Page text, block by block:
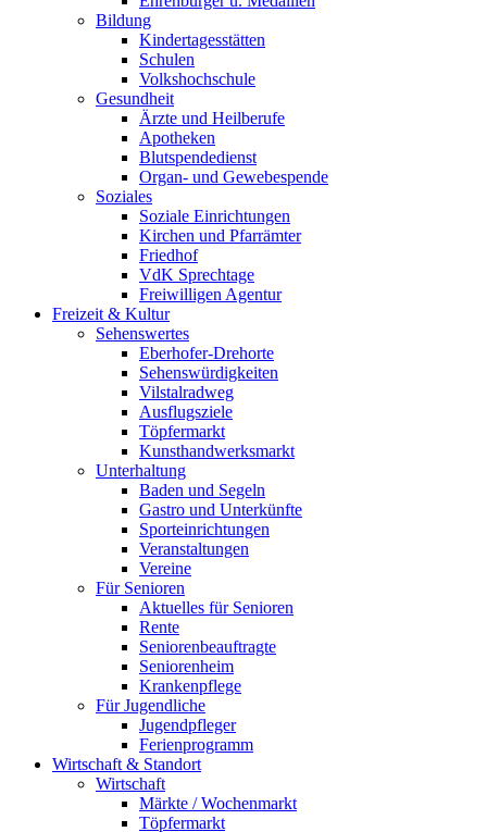
Bildung
Kindertagesstätten
Schulen
Volkshochschule
Gesundheit
Ärzte und Heilberufe
Apotheken
Blutspendedienst
Organ- und Gewebespende
Soziales
Soziale Einrichtungen
Kirchen und Pfarrämter
Friedhof
VdK Sprechtage
Freiwilligen Agentur
Freizeit & Kultur
Sehenswertes
Eberhofer-Drehorte
Sehenswürdigkeiten
Vilstalradweg
Ausflugsziele
Töpfermarkt
Kunsthandwerksmarkt
Unterhaltung
Baden und Segeln
Gastro und Unterkünfte
Sporteinrichtungen
Veranstaltungen
Vereine
Für Senioren
Aktuelles für Senioren
Rente
Seniorenbeauftragte
Seniorenheim
Krankenpflege
Für Jugendliche
Jugendpfleger
Ferienprogramm
Wirtschaft & Standort
Wirtschaft
Märkte / Wochenmarkt
Töpfermarkt